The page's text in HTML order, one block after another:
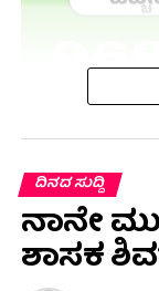
ದಿನದ ಸುದ್ದಿ
ನಾನೇ
ಶಾಸಕ